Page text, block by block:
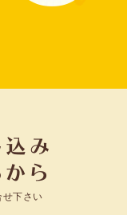
せ下さい